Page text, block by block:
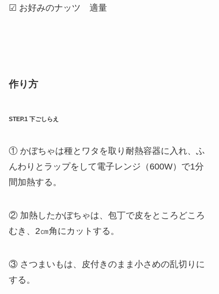
☑ お好みのナッツ 適量
作り方
STEP.1 下ごしらえ
① かぼちゃは種とワタを取り耐熱容器に入れ、ふ
んわりとラップをして電子レンジ（600W）で1分
間加熱する。
② 加熱したかぼちゃは、包丁で皮をところどころ
むき、2㎝角にカットする。
③ さつまいもは、皮付きのまま小さめの乱切りに
する。